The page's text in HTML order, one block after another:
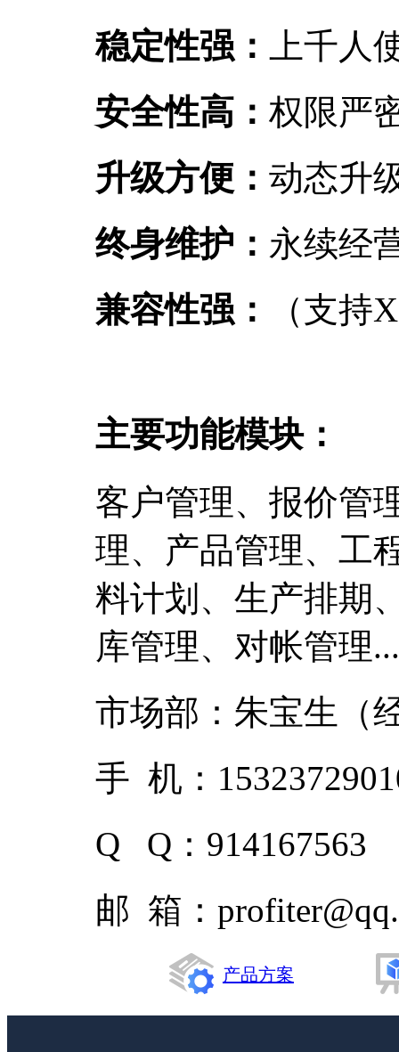
稳定性强：
上千人
安全性高： 权限严
升级方便： 动态升
终身维护： 永续经
兼容性强：
（支持
主要功能模块：
客户管理、报价管
理、产品管理、工
料计划、生产排期
库管理、对帐管理...
市场部：朱宝生（
手 机：
Q Q：914167563
邮 箱：
产品方案